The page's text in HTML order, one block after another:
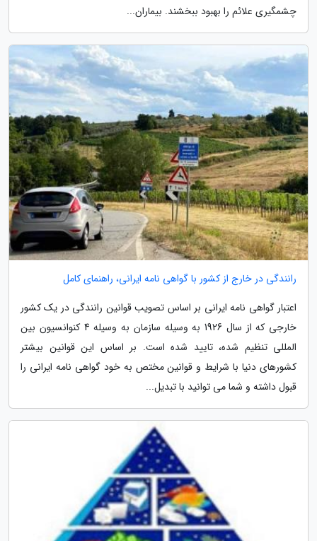
چشمگیری علائم را بهبود ببخشند. بیماران...
رانندگی در خارج از کشور با گواهی نامه ایرانی، راهنمای کامل
اعتبار گواهی نامه ایرانی بر اساس تصویب قوانین رانندگی در یک کشور
خارجی که از سال 1926 به وسیله سازمان به وسیله 4 کنوانسیون بین
المللی تنظیم شده، تایید شده است. بر اساس این قوانین بیشتر
کشورهای دنیا با شرایط و قوانین مختص به خود گواهی نامه ایرانی را
قبول داشته و شما می توانید با تبدیل...